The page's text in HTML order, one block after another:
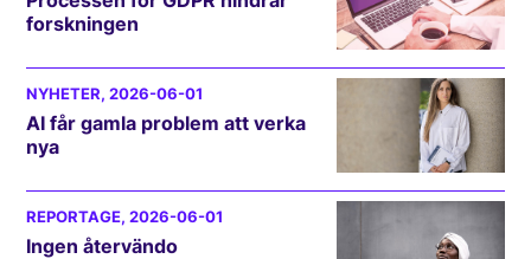
forskningen
NYHETER, 2026-06-01
AI får gamla problem att verka
nya
REPORTAGE, 2026-06-01
Ingen återvändo